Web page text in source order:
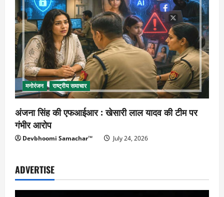
मनोरंजन राष्ट्रीय समाचार
अंजना सिंह की एफआईआर : खेसारी लाल यादव की टीम पर
गंभीर आरोप
Devbhoomi Samachar™ July 24, 2026
ADVERTISE